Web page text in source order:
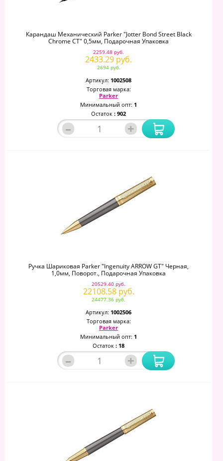
Карандаш Механический Parker "Jotter Bond Street Black
Chrome CT" 0,5мм, Подарочная Упаковка
2259.48 руб.
2433.29 руб.
2694 руб.
Артикул: 1002508
Торговая марка:
Parker
Минимальный опт: 1
Остаток : 902
– +
Ручка Шариковая Parker "Ingenuity ARROW GT" Черная,
1,0мм, Поворот., Подарочная Упаковка
20529.40 руб.
22108.58 руб.
24477.36 руб.
Артикул: 1002506
Торговая марка:
Parker
Минимальный опт: 1
Остаток : 18
– +